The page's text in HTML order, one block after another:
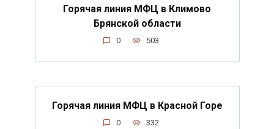
Горячая линия МФЦ в Климово
Брянской области
0 503
Горячая линия МФЦ в Красной Горе
0 332